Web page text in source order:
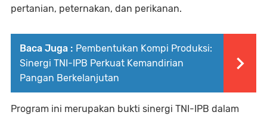
pertanian, peternakan, dan perikanan.
Baca Juga : Pembentukan Kompi Produksi:
Sinergi TNI-IPB Perkuat Kemandirian
Pangan Berkelanjutan
Program ini merupakan bukti sinergi TNI-IPB dalam